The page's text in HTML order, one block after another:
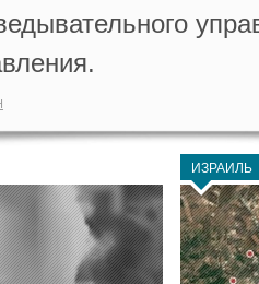
ИЗРАИЛЬ